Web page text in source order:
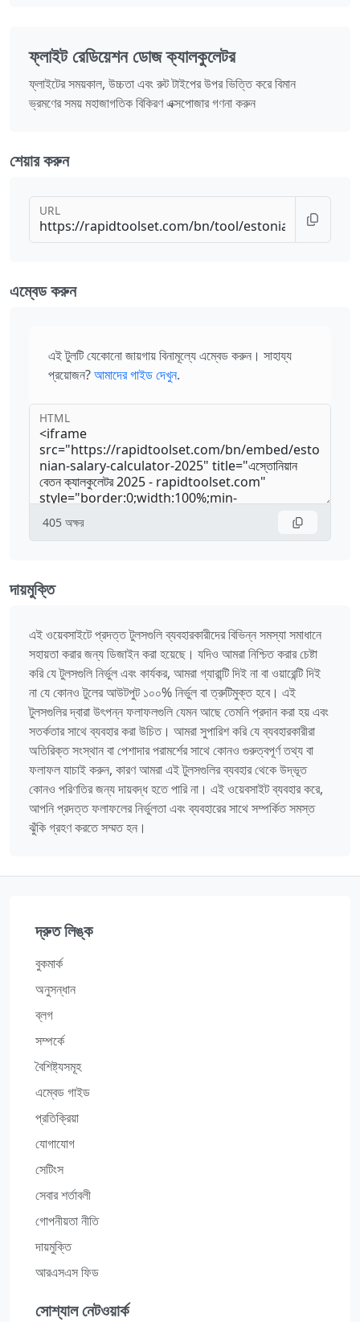
ফ্লাইট রেডিয়েশন ডোজ ক্যালকুলেটর
ফ্লাইটের সময়কাল, উচ্চতা এবং রুট টাইপের উপর ভিত্তি করে বিমান
ভ্রমণের সময় মহাজাগতিক বিকিরণ এক্সপোজার গণনা করুন
শেয়ার করুন
URL
এম্বেড করুন
এই টুলটি যেকোনো জায়গায় বিনামূল্যে এম্বেড করুন। সাহায্য
প্রয়োজন?আমাদের গাইড দেখুন.
HTML
405 অক্ষর
দায়মুক্তি
এই ওয়েবসাইটে প্রদত্ত টুলসগুলি ব্যবহারকারীদের বিভিন্ন সমস্যা সমাধানে
সহায়তা করার জন্য ডিজাইন করা হয়েছে। যদিও আমরা নিশ্চিত করার চেষ্টা
করি যে টুলসগুলি নির্ভুল এবং কার্যকর, আমরা গ্যারান্টি দিই না বা ওয়ারেন্টি দিই
না যে কোনও টুলের আউটপুট ১০০% নির্ভুল বা ত্রুটিমুক্ত হবে। এই
টুলসগুলির দ্বারা উৎপন্ন ফলাফলগুলি যেমন আছে তেমনি প্রদান করা হয় এবং
সতর্কতার সাথে ব্যবহার করা উচিত। আমরা সুপারিশ করি যে ব্যবহারকারীরা
অতিরিক্ত সংস্থান বা পেশাদার পরামর্শের সাথে কোনও গুরুত্বপূর্ণ তথ্য বা
ফলাফল যাচাই করুন, কারণ আমরা এই টুলসগুলির ব্যবহার থেকে উদ্ভূত
কোনও পরিণতির জন্য দায়বদ্ধ হতে পারি না। এই ওয়েবসাইট ব্যবহার করে,
আপনি প্রদত্ত ফলাফলের নির্ভুলতা এবং ব্যবহারের সাথে সম্পর্কিত সমস্ত
ঝুঁকি গ্রহণ করতে সম্মত হন।
দ্রুত লিঙ্ক
বুকমার্ক
অনুসন্ধান
ব্লগ
সম্পর্কে
বৈশিষ্ট্যসমূহ
এম্বেড গাইড
প্রতিক্রিয়া
যোগাযোগ
সেটিংস
সেবার শর্তাবলী
গোপনীয়তা নীতি
দায়মুক্তি
আরএসএস ফিড
সোশ্যাল নেটওয়ার্ক